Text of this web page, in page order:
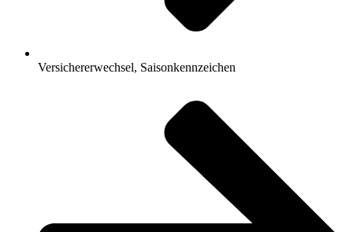
Versichererwechsel, Saisonkennzeichen